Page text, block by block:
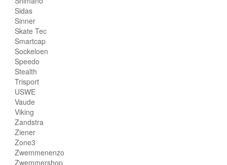
Sidas
Sinner
Skate Tec
Smartcap
Sockeloen
Speedo
Stealth
Trisport
USWE
Vaude
Viking
Zandstra
Ziener
Zone3
Zwemmenenzo
Zwemmershop